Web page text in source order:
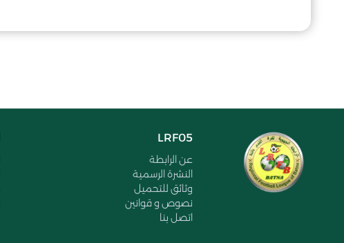
LRF05
عن الرابطة
النشرة الرسمية
وثائق للتحميل
نصوص و قوانين
اتصل بنا